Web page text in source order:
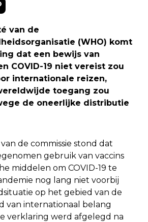
van de
(WHO) komt
dat een bewijs van
COVID-19 niet vereist zou
internationale reizen,
toegang zou
de oneerlijke distributie
de commissie stond dat
gebruik van vaccins
middelen om COVID-19 te
nog lang niet voorbij
op het gebied van de
van internationaal belang
verklaring werd afgelegd na